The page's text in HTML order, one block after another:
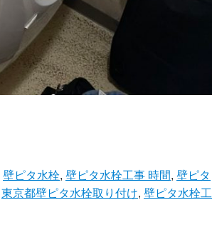
壁ピタ水栓, 壁ピタ水栓工事 時間, 壁ピタ
東京都壁ピタ水栓取り付け, 壁ピタ水栓工